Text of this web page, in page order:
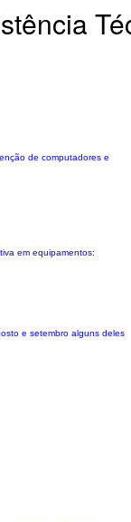
de computadores e
em equipamentos:
e setembro alguns deles